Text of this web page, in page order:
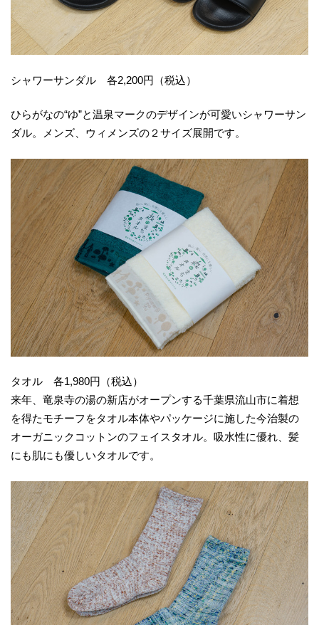
シャワーサンダル 各2,200円（税込）
ひらがなの“ゆ”と温泉マークのデザインが可愛いシャワーサン
ダル。メンズ、ウィメンズの２サイズ展開です。
タオル 各1,980円（税込）
来年、竜泉寺の湯の新店がオープンする千葉県流山市に着想
を得たモチーフをタオル本体やパッケージに施した今治製の
オーガニックコットンのフェイスタオル。吸水性に優れ、髪
にも肌にも優しいタオルです。